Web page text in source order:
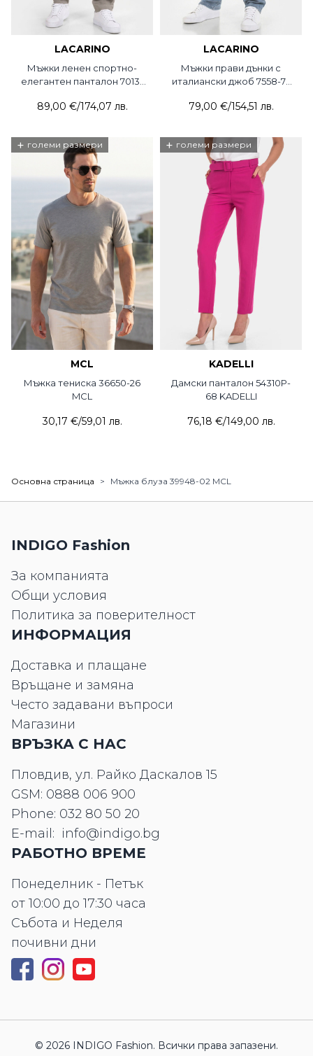
LACARINO
Мъжки ленен спортно-
елегантен панталон 7013-
89,00 €/174,07 лв.
LACARINO
Мъжки прави дънки с
италиански джоб 7558-74
79,00 €/154,51 лв.
+ големи размери
MCL
Мъжка тениска 36650-26
MCL
30,17 €/59,01 лв.
+ големи размери
KADELLI
Дамски панталон 54310P-
68 KADELLI
76,18 €/149,00 лв.
Основна страница > Мъжка блуза 39948-02 MCL
INDIGO Fashion
За компанията
Общи условия
Политика за поверителност
ИНФОРМАЦИЯ
Доставка и плащане
Връщане и замяна
Често задавани въпроси
Магазини
ВРЪЗКА С НАС
Пловдив, ул. Райко Даскалов 15
GSM: 0888 006 900
Phone: 032 80 50 20
E-mail: info@indigo.bg
РАБОТНО ВРЕМЕ
Понеделник - Петък
от 10:00 до 17:30 часа
Събота и Неделя
почивни дни
© 2026 INDIGO Fashion. Всички права запазени.